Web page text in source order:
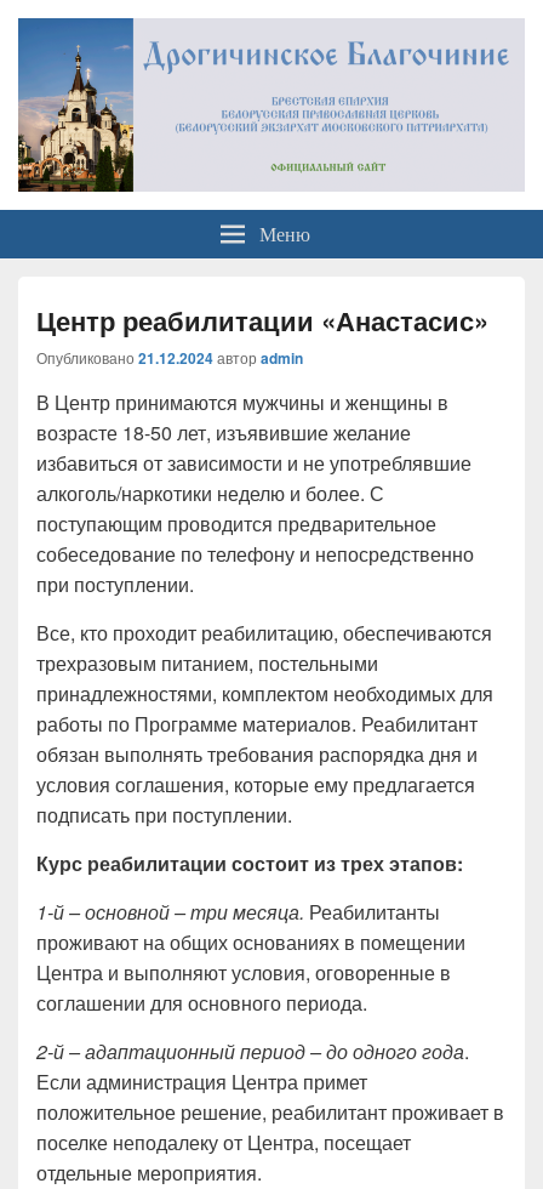
Официальный сайт
Дрогичинского благочиния
Меню
Центр реабилитации «Анастасис»
Опубликовано 21.12.2024автор admin
В Центр принимаются мужчины и женщины в
возрасте 18-50 лет, изъявившие желание
избавиться от зависимости и не употреблявшие
алкоголь/наркотики неделю и более. С
поступающим проводится предварительное
собеседование по телефону и непосредственно
при поступлении.
Все, кто проходит реабилитацию, обеспечиваются
трехразовым питанием, постельными
принадлежностями, комплектом необходимых для
работы по Программе материалов. Реабилитант
обязан выполнять требования распорядка дня и
условия соглашения, которые ему предлагается
подписать при поступлении.
Курс реабилитации состоит из трех этапов:
1-й – основной – три месяца. Реабилитанты
проживают на общих основаниях в помещении
Центра и выполняют условия, оговоренные в
соглашении для основного периода.
2-й – адаптационный период – до одного года.
Если администрация Центра примет
положительное решение, реабилитант проживает в
поселке неподалеку от Центра, посещает
отдельные мероприятия.